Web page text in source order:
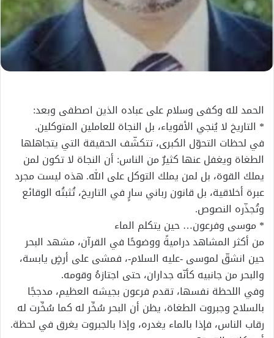
الحمد لله وكفى وسلام على عباده الذين اصطفى وبعد:
* التاريخ لا يُنجي الأقوياء، بل النجاة للعاملين المتوكلين.
في لحظات التحوّل الكبرى، تتكشّف الحقيقة التي يتجاهلها
الطغاة ويغفل عنها كثيرٌ من الناس: أن النجاة لا تكون لمن
يملك القوة، بل لمن يملك التوكل على الله. هذه ليست مجرد
عبرة أخلاقية، بل قانون رباني سارٍ في التاريخ، تُثبتُه الوقائع
وتُجذّره النصوص.
* موسى وفرعون… حين يتكلم الماء
من أكثر المشاهد دراميةً ووضوحًا في القرآن، مشهد البحر
حين انشقّ لموسى -عليه السلام-، فمشى على أرضٍ يابسة،
والبحر من جانبيه كأنّه جداران، حتى اجتازهُ وقومه.
وفي اللحظة نفسها، تقدم فرعون بجيشه العظيم، مدججًا
بالسلاح وجبروت الطغاة، يظن أن البحر سُخِّر له كما سُخِّرت له
رقاب الناس، فإذا بالماء يغدره، وإذا بالجبروت يغرق في لحظة.